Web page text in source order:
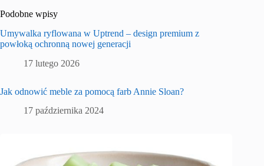
Podobne wpisy
Umywalka ryflowana w Uptrend – design premium z
powłoką ochronną nowej generacji
17 lutego 2026
Jak odnowić meble za pomocą farb Annie Sloan?
17 października 2024